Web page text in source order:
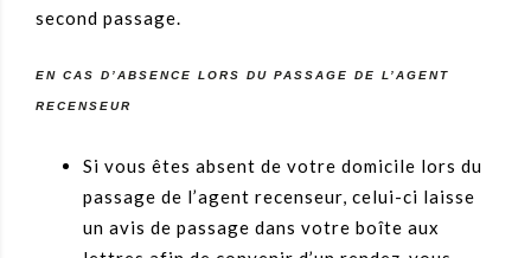
second passage.
EN CAS D’ABSENCE LORS DU PASSAGE DE L’AGENT
RECENSEUR
Si vous êtes absent de votre domicile lors du
passage de l’agent recenseur, celui-ci laisse
un avis de passage dans votre boîte aux